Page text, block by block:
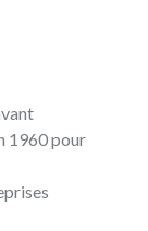
1960 pour